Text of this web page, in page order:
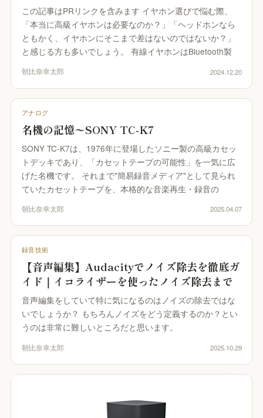
この記事はPRリンクを含みます イヤホン選びで悩む際、
「本当に高級イヤホンは必要なのか？」「ヘッドホンなら
ともかく、イヤホンにそこまで差はないのではないか？」
と感じる方も多いでしょう。 有線イヤホンはBluetooth製
朝比奈幸太郎 2024.12.20
アナログ
名機の記憶〜SONY TC-K7
SONY TC-K7は、1976年に登場したソニー製の高級カセッ
トデッキであり、「カセットテープの可能性」を一気に広
げた名機です。 それまで"簡易録音メディア"として見られ
ていたカセットテープを、本格的な音楽再生・録音の
朝比奈幸太郎 2025.04.07
録音技術
【音声編集】Audacityでノイズ除去を徹底ガ
イド｜イコライザーを使ったノイズ除去まで
音声編集をしていて特に気になるのはノイズの除去ではな
いでしょうか？ もちろんノイズをどう定義するのか？とい
うのは非常に難しいところだと思います。
朝比奈幸太郎 2025.10.29